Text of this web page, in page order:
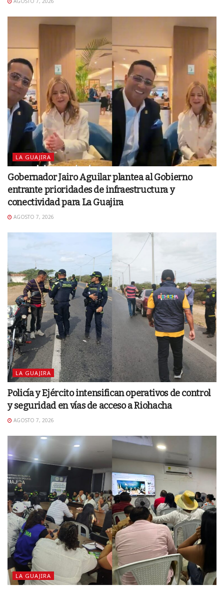
LA GUAJIRA
Gobernador Jairo Aguilar plantea al Gobierno
entrante prioridades de infraestructura y
conectividad para La Guajira
AGOSTO 7, 2026
LA GUAJIRA
Policía y Ejército intensifican operativos de control
y seguridad en vías de acceso a Riohacha
AGOSTO 7, 2026
LA GUAJIRA